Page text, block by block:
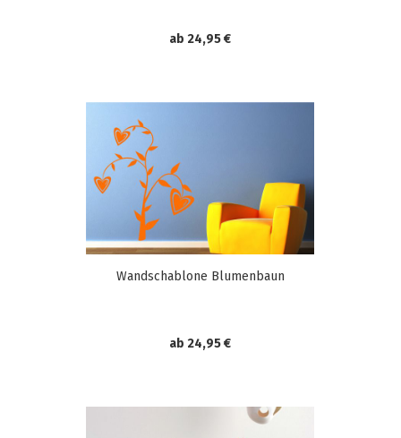
ab 24,95 €
Wandschablone Blumenbaun
ab 24,95 €